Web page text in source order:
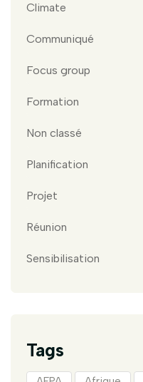
Climate
Communiqué
Focus group
Formation
Non classé
Planification
Projet
Réunion
Sensibilisation
Tags